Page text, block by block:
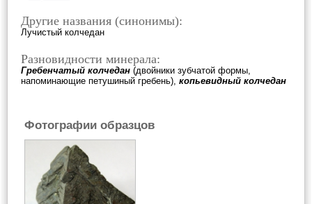
Другие названия (синонимы):
Лучистый колчедан
Разновидности минерала:
Гребенчатый колчедан (двойники зубчатой формы,
напоминающие петушиный гребень), копьевидный колчедан
Фотографии образцов